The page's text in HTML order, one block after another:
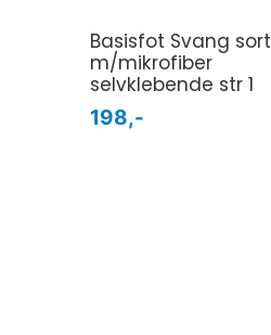
Basisfot Svang sort
m/mikrofiber
selvklebende str 1
198,-